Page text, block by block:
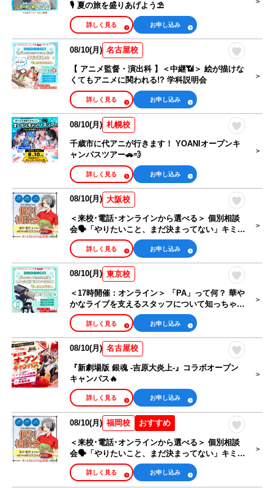
🎙 夏の旅を盛りあげよう⛱
お申し込み
詳しく見る
08/10(月) 名古屋校
【 アニメ監督・演出科 】＜中継📶＞ 絵が描けな
くてもアニメに関われる!? 学科説明会
お申し込み
詳しく見る
08/10(月) 札幌校
千歳市に代アニが行きます！ YOANIオープンキ
ャンパスツアー🚗💨
お申し込み
詳しく見る
08/10(月) 大阪校
＜来校･電話･オンラインから選べる＞ 個別相談
会🗣️「やりたいこと、まだ決まってない」キミも
大歓迎！
お申し込み
詳しく見る
08/10(月) 東京校
＜17時開催：オンライン＞ 「PA」って何？ 華や
かなライブを支えるスタッフについて知っちゃお
う！
お申し込み
詳しく見る
08/10(月) 名古屋校
『新劇場版 銀魂 -吉原大炎上-』コラボオープン
キャンパス🔥
お申し込み
詳しく見る
おすすめ
08/10(月) 福岡校
＜来校･電話･オンラインから選べる＞ 個別相談
会🗣️「やりたいこと、まだ決まってない」キミも
大歓迎！
お申し込み
詳しく見る